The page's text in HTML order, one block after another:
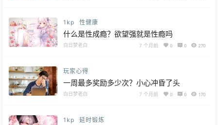
1kp 性健康
什么是性成瘾？欲望强就是性瘾吗
白日梦老白 7 个月前 0 0 270
玩家心得
一周最多奖励多少次？小心冲昏了头
白日梦老白 7 个月前 0 0 170
1kp 延时锻炼